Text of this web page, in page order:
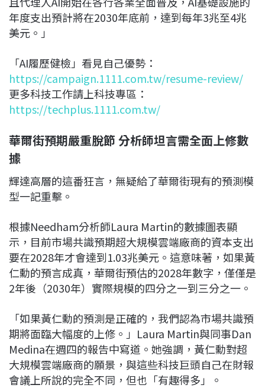
年度支出預計將在2030年底前，達到每年3兆至4兆
美元。」
「AI履歷健檢」看見自己優勢：
https://campaign.1111.com.tw/resume-review/
更多科技工作請上科技專區：
https://techplus.1111.com.tw/
華爾街預期嚴重脫節 分析師坦言需全面上修數
據
輝達高層的這番狂言，無疑給了華爾街現有的預測模
型一記重擊。
根據Needham分析師Laura Martin的數據圖表顯
示，目前市場共識預期超大規模雲端廠商的資本支出
要在2028年才會達到1.03兆美元。這意味著，如果黃
仁勳的預言成真，華爾街預估的2028年數字，僅僅是
2年後（2030年）實際規模的四分之一到三分之一。
「如果黃仁勳的預測是正確的，我們認為市場共識預
期將面臨大幅度的上修。」Laura Martin與同事Dan
Medina在週四的報告中寫道。她強調，黃仁勳對超
大規模雲端廠商的願景，與這些科技巨頭自己在財報
會議上所說的完全不同，但也「有趣得多」。